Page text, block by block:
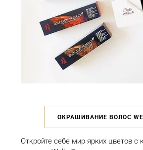
ОКРАШИВАНИЕ ВОЛОС
Откройте себе мир ярких цветов с